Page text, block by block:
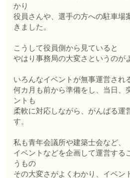
かり
役員さんや、選手の方への駐車場
きました。
こうして役員側から見ていると
やはり事務局の大変さというのが
いろんなイベントが無事運営され
何カ月も前から準備をし、当日、
ントも
柔軟に対応しながら、がんばる運
す。
私も青年会議所や建築士会など、
イベントなどを企画して運営する
うもの
その大変さがよくわかり、イベン